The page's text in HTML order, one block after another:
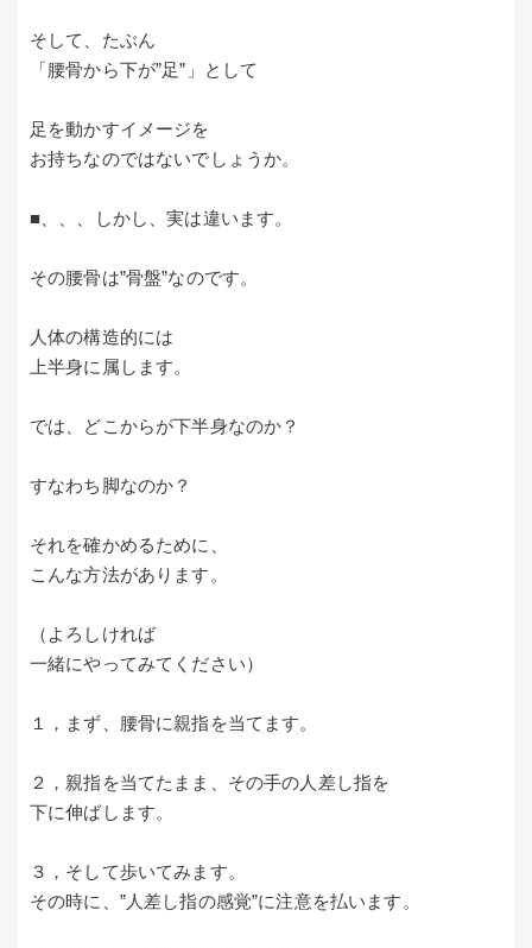
そして、たぶん
「腰骨から下が”足”」として
足を動かすイメージを
お持ちなのではないでしょうか。
■、、、しかし、実は違います。
その腰骨は”骨盤”なのです。
人体の構造的には
上半身に属します。
では、どこからが下半身なのか？
すなわち脚なのか？
それを確かめるために、
こんな方法があります。
（よろしければ
一緒にやってみてください）
１，まず、腰骨に親指を当てます。
２，親指を当てたまま、その手の人差し指を
下に伸ばします。
３，そして歩いてみます。
その時に、”人差し指の感覚”に注意を払います。